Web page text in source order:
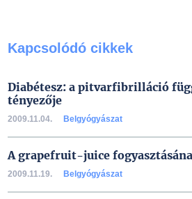
Kapcsolódó cikkek
Diabétesz: a pitvarfibrilláció
tényezője
2009.11.04. Belgyógyászat
A grapefruit-juice
2009.11.19. Belgyógyászat